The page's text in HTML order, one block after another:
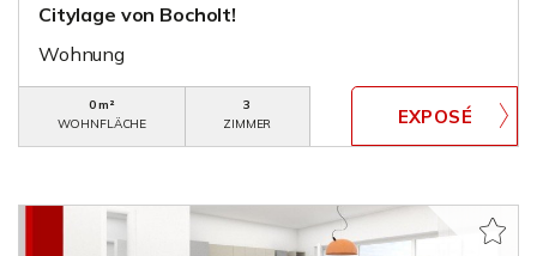
Citylage von Bocholt!
Wohnung
0 m²
WOHNFLÄCHE
3
ZIMMER